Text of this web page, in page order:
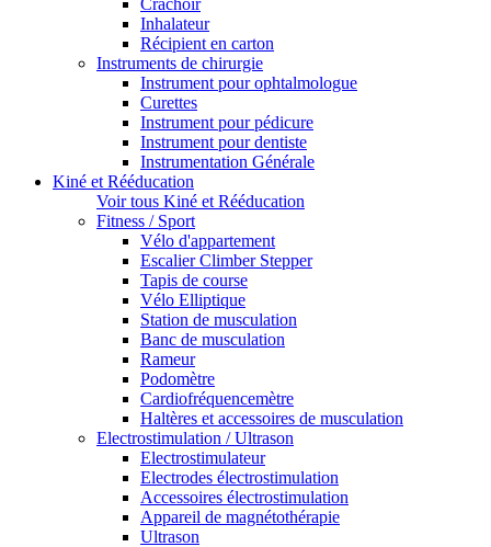
Crachoir
Inhalateur
Récipient en carton
Instruments de chirurgie
Instrument pour ophtalmologue
Curettes
Instrument pour pédicure
Instrument pour dentiste
Instrumentation Générale
Kiné et Rééducation
Voir tous Kiné et Rééducation
Fitness / Sport
Vélo d'appartement
Escalier Climber Stepper
Tapis de course
Vélo Elliptique
Station de musculation
Banc de musculation
Rameur
Podomètre
Cardiofréquencemètre
Haltères et accessoires de musculation
Electrostimulation / Ultrason
Electrostimulateur
Electrodes électrostimulation
Accessoires électrostimulation
Appareil de magnétothérapie
Ultrason